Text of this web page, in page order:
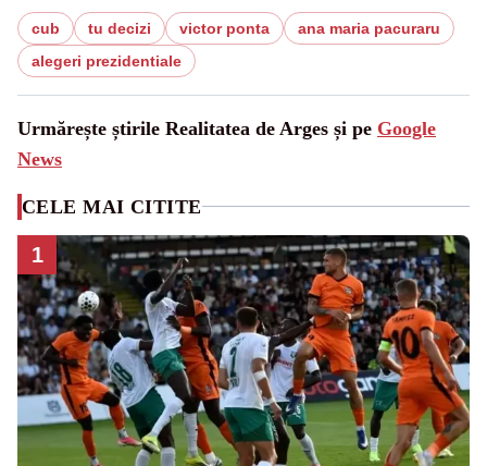
cub tu decizi victor ponta
ana maria pacuraru
alegeri prezidentiale
Urmărește știrile Realitatea de Arges și pe Google
News
CELE MAI CITITE
1